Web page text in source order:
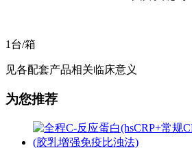
1台/箱
见各配套产品相关临床意义
为您推荐